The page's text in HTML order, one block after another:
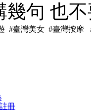
幾句 也
#臺灣美女 #臺灣按
冊